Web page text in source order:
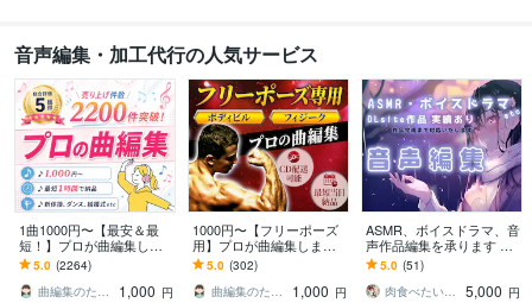
音声編集・加工代行の人気サービス
1曲1000円〜【最安＆最
短！】プロが曲編集しま
す カット、メドレー化、
キーやテンポ変更、ボー
カル除去
5.0 (2264)
曲編集のたべたろー
1,000 円
1000円〜【フリーポーズ
用】プロが曲編集します
音楽で差が付く！最後の
一音まで美しく、筋肉美
が引き立つ一曲に
5.0 (302)
曲編集のたべたろー
1,000 円
ASMR、ボイスドラマ、音
声作品編集を承ります DL
site向け音声作品実積あ
り！
5.0 (51)
肉食べたいヤギ
5,000 円